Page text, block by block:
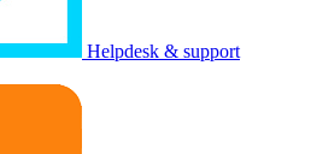
Helpdesk & support